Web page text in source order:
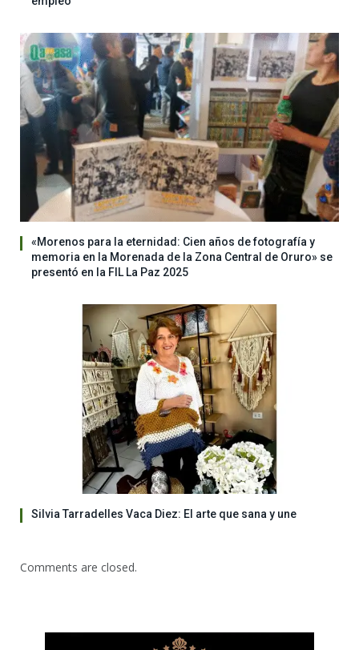
«Morenos para la eternidad: Cien años de fotografía y
memoria en la Morenada de la Zona Central de Oruro» se
presentó en la FIL La Paz 2025
Silvia Tarradelles Vaca Diez: El arte que sana y une
Comments are closed.